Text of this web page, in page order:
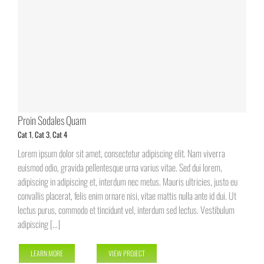
Proin Sodales Quam
Cat 1,Cat 3,Cat 4
Lorem ipsum dolor sit amet, consectetur adipiscing elit. Nam viverra
euismod odio, gravida pellentesque urna varius vitae. Sed dui lorem,
adipiscing in adipiscing et, interdum nec metus. Mauris ultricies, justo eu
convallis placerat, felis enim ornare nisi, vitae mattis nulla ante id dui. Ut
lectus purus, commodo et tincidunt vel, interdum sed lectus. Vestibulum
adipiscing [...]
LEARN MORE VIEW PROJECT